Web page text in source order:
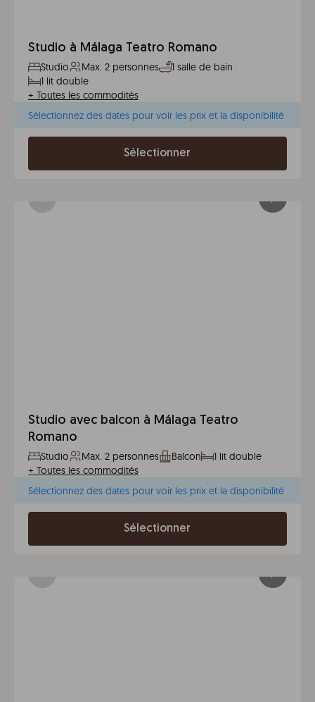
Studio à Málaga Teatro Romano
Studio Max. 2 personnes
1 salle de bain
1 lit double
+ Toutes les commodités
Sélectionnez des dates pour voir les prix et la disponibilité
Sélectionner
Studio avec balcon à Málaga Teatro
Romano
Studio Max. 2 personnes Balcon
1 lit double
+ Toutes les commodités
Sélectionnez des dates pour voir les prix et la disponibilité
Sélectionner